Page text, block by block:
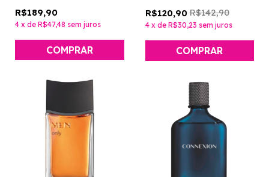
R$189,90
4 x de R$47,48 sem juros
R$120,90 R$142,90
4 x de R$30,23 sem juros